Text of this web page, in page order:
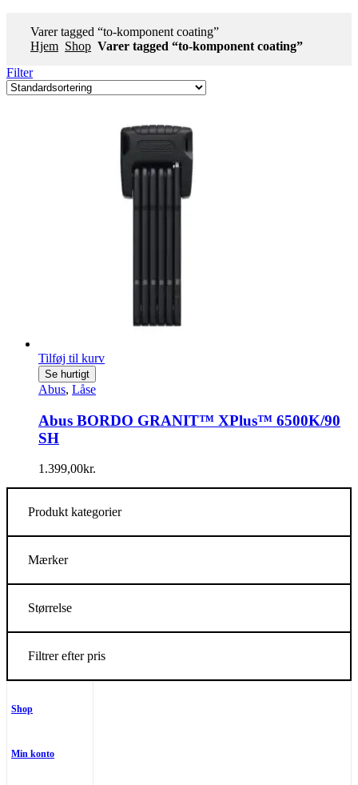
Varer tagged “to-komponent coating”
Hjem Shop Varer tagged “to-komponent coating”
Filter
Tilføj til kurv
Se hurtigt
Abus, Låse
Abus BORDO GRANIT™ XPlus™ 6500K/90
SH
1.399,00kr.
Produkt kategorier
Mærker
Størrelse
Filtrer efter pris
Shop
Min konto